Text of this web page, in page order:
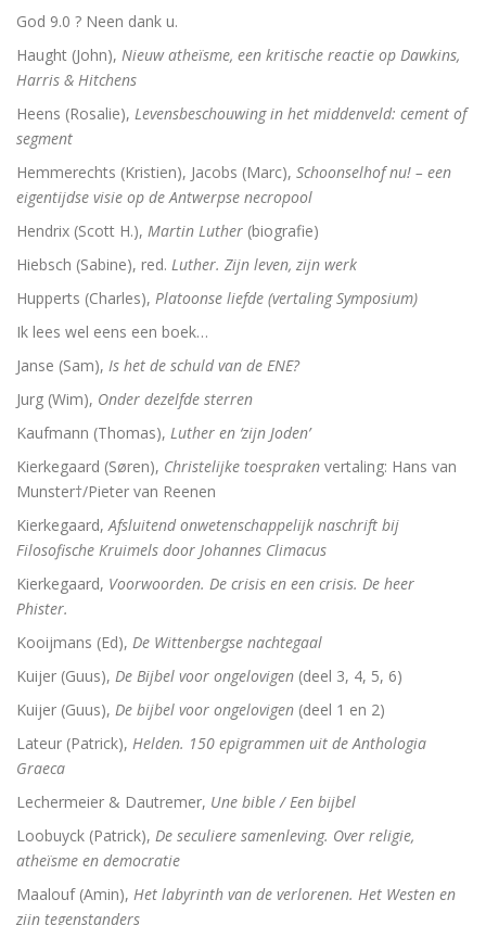
God 9.0 ? Neen dank u.
Haught (John), Nieuw atheïsme, een kritische reactie op Dawkins,
Harris & Hitchens
Heens (Rosalie), Levensbeschouwing in het middenveld: cement of
segment
Hemmerechts (Kristien), Jacobs (Marc), Schoonselhof nu! – een
eigentijdse visie op de Antwerpse necropool
Hendrix (Scott H.), Martin Luther (biografie)
Hiebsch (Sabine), red. Luther. Zijn leven, zijn werk
Hupperts (Charles), Platoonse liefde (vertaling Symposium)
Ik lees wel eens een boek…
Janse (Sam), Is het de schuld van de ENE?
Jurg (Wim), Onder dezelfde sterren
Kaufmann (Thomas), Luther en ‘zijn Joden’
Kierkegaard (Søren), Christelijke toespraken vertaling: Hans van
Munster†/Pieter van Reenen
Kierkegaard,Afsluitend onwetenschappelijk naschrift bij
Filosofische Kruimels door Johannes Climacus
Kierkegaard, Voorwoorden. De crisis en een crisis. De heer
Phister.
Kooijmans (Ed), De Wittenbergse nachtegaal
Kuijer (Guus), De Bijbel voor ongelovigen (deel 3, 4, 5, 6)
Kuijer (Guus), De bijbel voor ongelovigen (deel 1 en 2)
Lateur (Patrick), Helden. 150 epigrammen uit de Anthologia
Graeca
Lechermeier & Dautremer, Une bible / Een bijbel
Loobuyck (Patrick), De seculiere samenleving. Over religie,
atheïsme en democratie
Maalouf (Amin), Het labyrinth van de verlorenen. Het Westen en
zijn tegenstanders